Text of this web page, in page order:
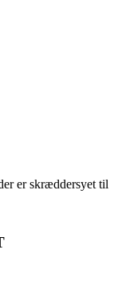
er skræddersyet til